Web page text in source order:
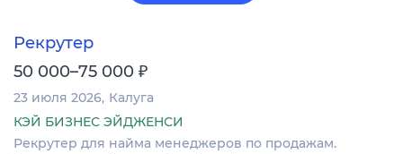
Рекрутер
50 000–75 000 ₽
23 июля 2026 Калуга
КЭЙ БИЗНЕС ЭЙДЖЕНСИ
Рекрутер для найма менеджеров по продажам.